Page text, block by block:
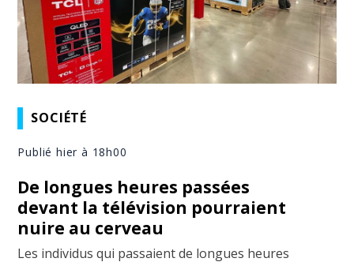
SOCIÉTÉ
Publié hier à 18h00
De longues heures passées
devant la télévision pourraient
nuire au cerveau
Les individus qui passaient de longues heures